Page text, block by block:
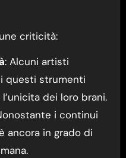
criticità:
: Alcuni artisti
questi strumenti
dei loro brani.
i continui
ancora in grado di